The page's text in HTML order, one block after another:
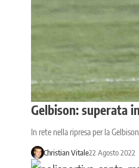
Gelbison: superata
In rete nella ripresa per la
Christian Vitale22 Agosto 2022